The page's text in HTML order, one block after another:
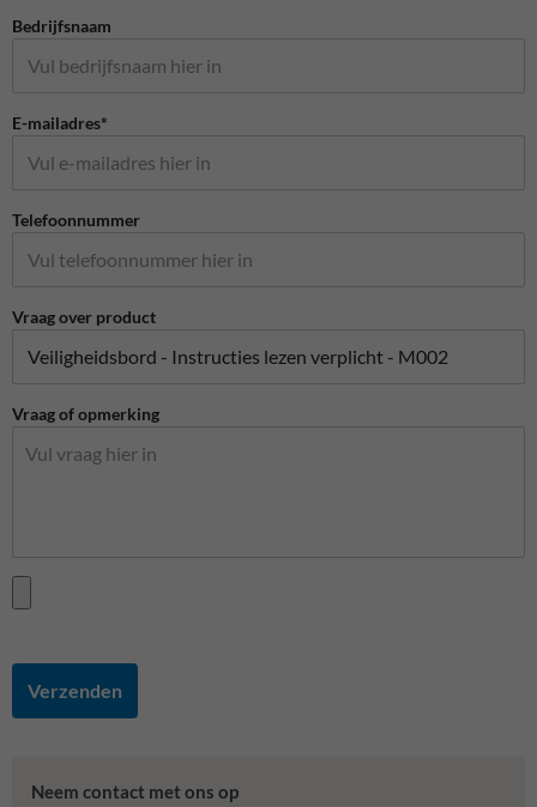
Bedrijfsnaam
E-mailadres*
Telefoonnummer
Vraag over product
Vraag of opmerking
Verzenden
Neem contact met ons op